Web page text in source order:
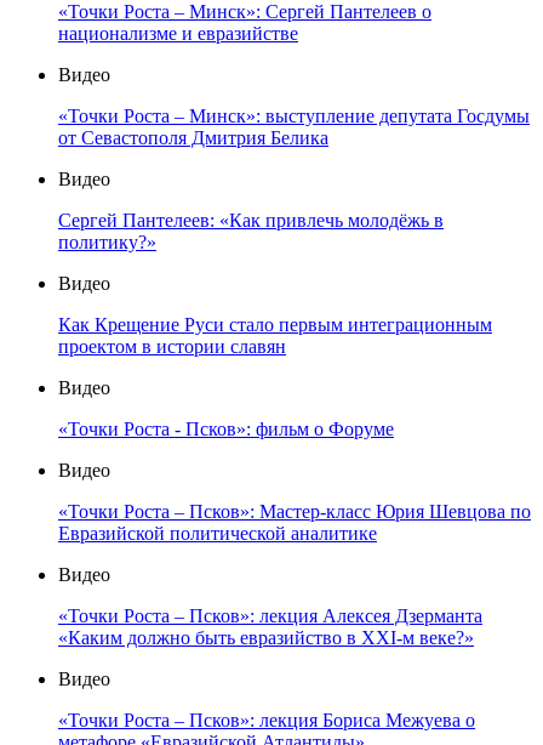
«Точки Роста – Минск»: Сергей Пантелеев о
национализме и евразийстве
Видео
«Точки Роста – Минск»: выступление депутата Госдумы
от Севастополя Дмитрия Белика
Видео
Сергей Пантелеев: «Как привлечь молодёжь в
политику?»
Видео
Как Крещение Руси стало первым интеграционным
проектом в истории славян
Видео
«Точки Роста - Псков»: фильм о Форуме
Видео
«Точки Роста – Псков»: Мастер-класс Юрия Шевцова по
Евразийской политической аналитике
Видео
«Точки Роста – Псков»: лекция Алексея Дзерманта
«Каким должно быть евразийство в XXI-м веке?»
Видео
«Точки Роста – Псков»: лекция Бориса Межуева о